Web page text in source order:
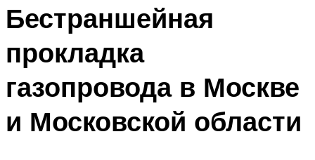
Бестраншейная
прокладка
газопровода в Москве
и Московской области